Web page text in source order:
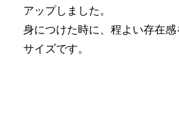
アップしました。
身につけた時に、程よい存在
サイズです。